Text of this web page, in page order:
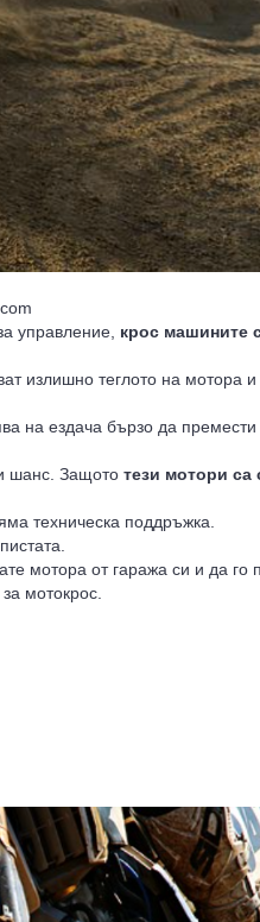
управление, крос машините
излишно теглото на мотора
на ездача бързо да
шанс. Защото тези мотори са
техническа поддръжка.
мотора от гаража си и да
за мотокрос.